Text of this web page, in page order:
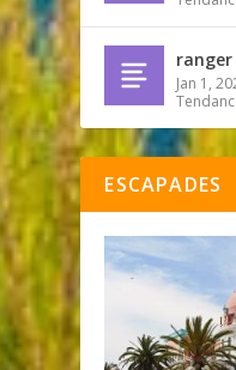
ranger
Jan 1,
ESCAPADES